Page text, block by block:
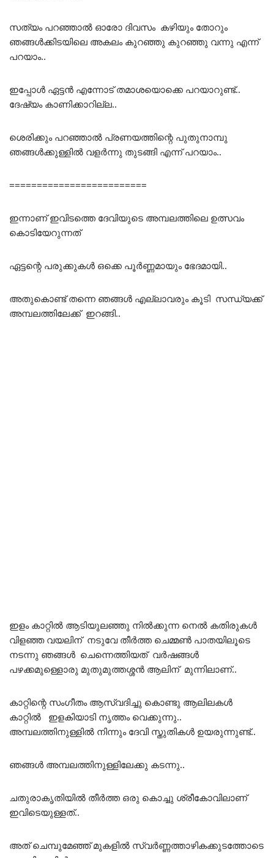
സത്യം പറഞ്ഞാൽ ഓരോ ദിവസം കഴിയും തോറും
ഞങ്ങൾക്കിടയിലെ അകലം കുറഞ്ഞു കുറഞ്ഞു വന്നു എന്ന്
പറയാം..
ഇപ്പോൾ ഏട്ടൻ എന്നോട് തമാശയൊക്കെ പറയാറുണ്ട്..
ദേഷ്യം കാണിക്കാറില്ല..
ശെരിക്കും പറഞ്ഞാൽ പ്രണയത്തിന്റെ പുതുനാമ്പു
ഞങ്ങൾക്കുള്ളിൽ വളർന്നു തുടങ്ങി എന്ന് പറയാം..
=========================
ഇന്നാണ് ഇവിടത്തെ ദേവിയുടെ അമ്പലത്തിലെ ഉത്സവം
കൊടിയേറുന്നത്
ഏട്ടന്റെ പരുക്കുകൾ ഒക്കെ പൂർണ്ണമായും ഭേദമായി..
അതുകൊണ്ട് തന്നെ ഞങ്ങൾ എല്ലാവരും കൂടി സന്ധ്യക്ക്‌
അമ്പലത്തിലേക്ക് ഇറങ്ങി..
ഇളം കാറ്റിൽ ആടിയുലഞ്ഞു നിൽക്കുന്ന നെൽ കതിരുകൾ
വിളഞ്ഞ വയലിന് നടുവേ തീർത്ത ചെമ്മൺ പാതയിലൂടെ
നടന്നു ഞങ്ങൾ ചെന്നെത്തിയത് വർഷങ്ങൾ
പഴക്കമുള്ളൊരു മുതുമുത്തശ്ശൻ ആലിന് മുന്നിലാണ്..
കാറ്റിന്റെ സംഗീതം ആസ്വദിച്ചു കൊണ്ടു ആലിലകൾ
കാറ്റിൽ ഇളകിയാടി നൃത്തം വെക്കുന്നു..
അമ്പലത്തിനുള്ളിൽ നിന്നും ദേവി സ്തുതികൾ ഉയരുന്നുണ്ട്..
ഞങ്ങൾ അമ്പലത്തിനുള്ളിലേക്കു കടന്നു..
ചതുരാകൃതിയിൽ തീർത്ത ഒരു കൊച്ചു ശ്രീകോവിലാണ്
ഇവിടെയുള്ളത്..
അത് ചെമ്പുമേഞ്ഞ് മുകളിൽ സ്വർണ്ണത്താഴികക്കുടത്തോടെ